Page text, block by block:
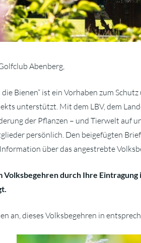
Abenberg,
Bienen“ ist ein Vorhaben zum
unterstützt. Mit dem LBV, dem
der Pflanzen – und Tierwelt auf
persönlich. Den beigefügten
über das angestrebte
Volksbegehren durch Ihre
an, dieses Volksbegehren in